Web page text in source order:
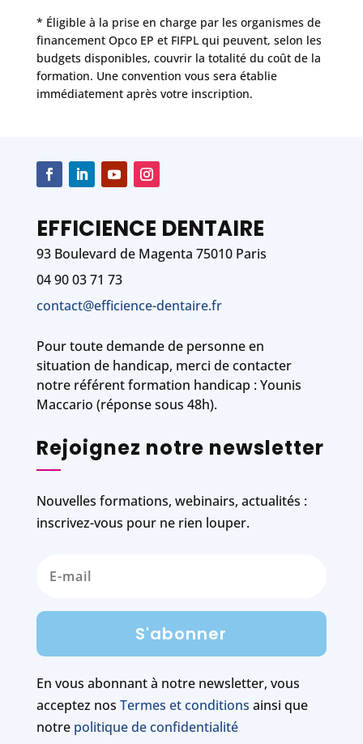
* Éligible à la prise en charge par les organismes de
financement Opco EP et FIFPL qui peuvent, selon les
budgets disponibles, couvrir la totalité du coût de la
formation. Une convention vous sera établie
immédiatement après votre inscription.
EFFICIENCE DENTAIRE
93 Boulevard de Magenta 75010 Paris
04 90 03 71 73
contact@efficience-dentaire.fr
Pour toute demande de personne en
situation de handicap, merci de contacter
notre référent formation handicap : Younis
Maccario (réponse sous 48h).
Rejoignez notre newsletter
Nouvelles formations, webinairs, actualités :
inscrivez-vous pour ne rien louper.
S'abonner
En vous abonnant à notre newsletter, vous
acceptez nos Termes et conditions ainsi que
notre politique de confidentialité